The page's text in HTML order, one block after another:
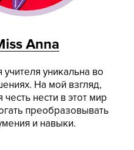
Anna
уникальна во
На мой взгляд,
нести в этот мир
преобразовывать
и навыки.